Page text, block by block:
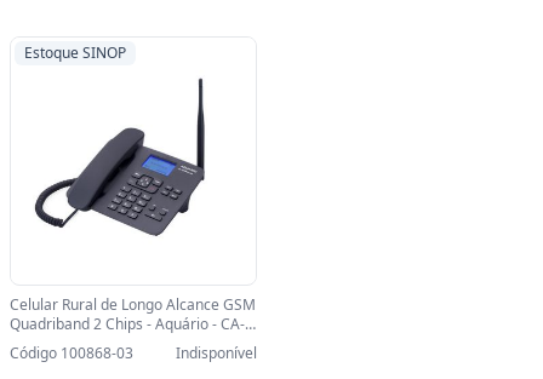
Estoque SINOP
Celular Rural de Longo Alcance GSM
Quadriband 2 Chips - Aquário - CA-
42S-SINOP-03 - CA-42S
Código 100868-03 Indisponível